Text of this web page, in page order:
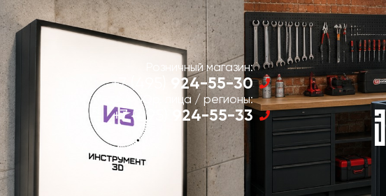
Розничный магазин:
+7 (495) 924-55-30
Юр. лица / регионы:
+7 (495) 924-55-33